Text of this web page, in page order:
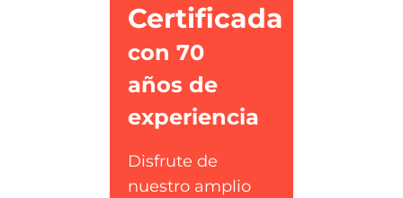
Certificada
con 70
años de
experiencia
Disfrute de
nuestro amplio